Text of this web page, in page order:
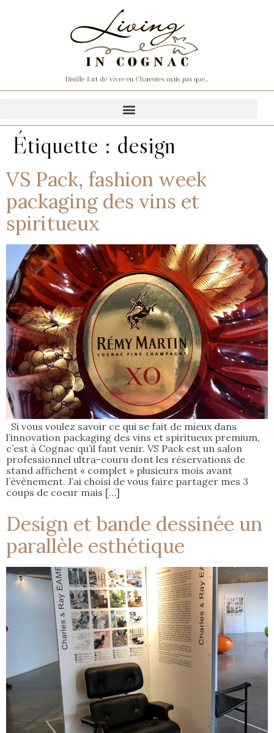
Étiquette : design
VS Pack, fashion week
packaging des vins et
spiritueux
Si vous voulez savoir ce qui se fait de mieux dans
l’innovation packaging des vins et spiritueux premium,
c’est à Cognac qu’il faut venir. VS Pack est un salon
professionnel ultra-couru dont les réservations de
stand affichent « complet » plusieurs mois avant
l’évènement. J’ai choisi de vous faire partager mes 3
coups de coeur mais […]
Design et bande dessinée un
parallèle esthétique